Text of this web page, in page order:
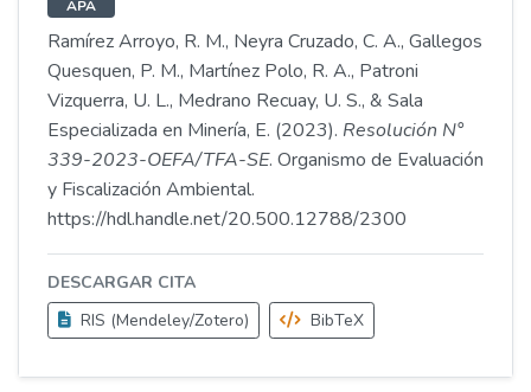
APA
Ramírez Arroyo, R. M., Neyra Cruzado, C. A., Gallegos
Quesquen, P. M., Martínez Polo, R. A., Patroni
Vizquerra, U. L., Medrano Recuay, U. S., & Sala
Especializada en Minería, E. (2023). Resolución N°
339-2023-OEFA/TFA-SE. Organismo de Evaluación
y Fiscalización Ambiental.
https://hdl.handle.net/20.500.12788/2300
DESCARGAR CITA
RIS (Mendeley/Zotero)
BibTeX